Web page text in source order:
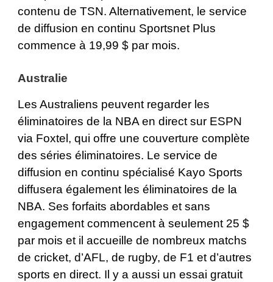
contenu de TSN. Alternativement, le service
de diffusion en continu Sportsnet Plus
commence à 19,99 $ par mois.
Australie
Les Australiens peuvent regarder les
éliminatoires de la NBA en direct sur ESPN
via Foxtel , qui offre une couverture complète
des séries éliminatoires. Le service de
diffusion en continu spécialisé Kayo Sports
diffusera également les éliminatoires de la
NBA. Ses forfaits abordables et sans
engagement commencent à seulement 25 $
par mois et il accueille de nombreux matchs
de cricket, d’AFL, de rugby, de F1 et d’autres
sports en direct. Il y a aussi un essai gratuit